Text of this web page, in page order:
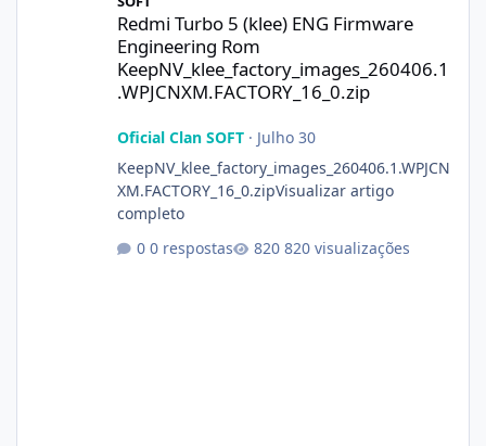
Redmi Turbo 5 (klee) ENG Firmware
Engineering Rom
KeepNV_klee_factory_images_260406.1
.WPJCNXM.FACTORY_16_0.zip
Oficial Clan SOFT· Julho 30
KeepNV_klee_factory_images_260406.1.WPJCN
XM.FACTORY_16_0.zipVisualizar artigo
completo
0 respostas
820 visualizações